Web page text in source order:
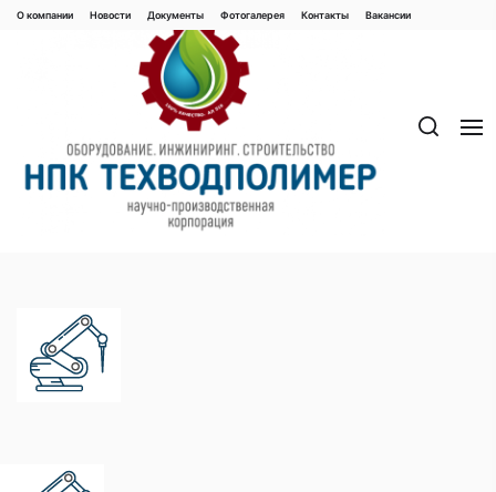
Перейти
О компании Новости Документы Фотогалерея Контaкты Вакaнсии